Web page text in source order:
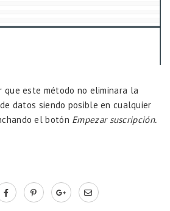
que este método no eliminara la
datos siendo posible en cualquier
el botón Empezar suscripción.